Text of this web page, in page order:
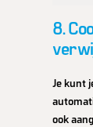
8.
Je kunt
ook